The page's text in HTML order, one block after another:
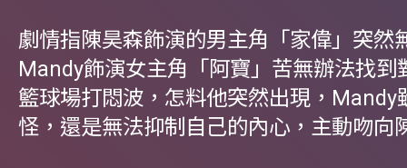
劇情指陳昊森飾演的男主角「家偉」突然
Mandy飾演女主角「阿寶」苦無辦法找到
籃球場打悶波，怎料他突然出現，Mandy
怪，還是無法抑制自己的內心，主動吻向